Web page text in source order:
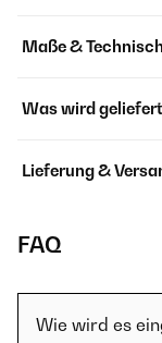
Maße &
Was wird geliefert
Lieferung &
FAQ
Wie wird es